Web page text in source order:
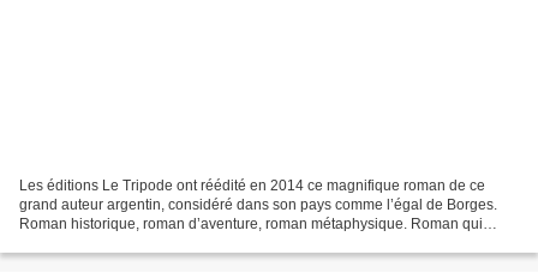
Les éditions Le Tripode ont réédité en 2014 ce magnifique roman de ce
grand auteur argentin, considéré dans son pays comme l’égal de Borges.
Roman historique, roman d’aventure, roman métaphysique. Roman qui